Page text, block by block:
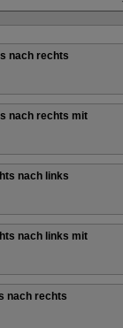
nach rechts
nach rechts mit
nach links
nach links mit
nach rechts